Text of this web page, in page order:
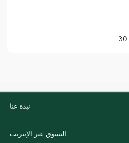
نبذة عنا
التسوق عبر الإنترنت